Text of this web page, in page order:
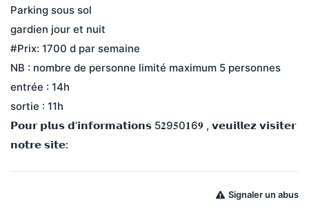
Parking sous sol
gardien jour et nuit
#Prix: 1700 d par semaine
NB : nombre de personne limité maximum 5 personnes
entrée : 14h
sortie : 11h
𝗣𝗼𝘂𝗿 𝗽𝗹𝘂𝘀 𝗱’𝗶𝗻𝗳𝗼𝗿𝗺𝗮𝘁𝗶𝗼𝗻𝘀 5𝟐9𝟓0𝟏6𝟗 , 𝘃𝗲𝘂𝗶𝗹𝗹𝗲𝘇 𝘃𝗶𝘀𝗶𝘁𝗲𝗿
𝗻𝗼𝘁𝗿𝗲 𝘀𝗶𝘁𝗲:
Signaler un abus